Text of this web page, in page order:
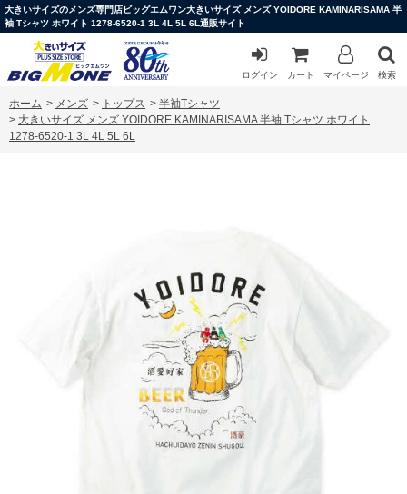
大きいサイズのメンズ専門店ビッグエムワン大きいサイズ メンズ YOIDORE KAMINARISAMA 半
袖 Tシャツ ホワイト 1278-6520-1 3L 4L 5L 6L通販サイト
ログイン カート マイページ 検索
ホーム > メンズ > トップス > 半袖Tシャツ
> 大きいサイズ メンズ YOIDORE KAMINARISAMA 半袖 Tシャツ ホワイト
1278-6520-1 3L 4L 5L 6L